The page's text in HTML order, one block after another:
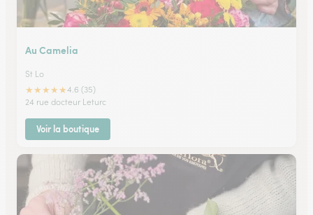
Au Camelia
St Lo
★★★★★4.6 (35)
24 rue docteur Leturc
Voir la boutique